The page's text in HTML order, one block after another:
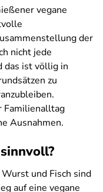
vegane
der
nicht jede
das ist völlig in
zu
Familienalltag
Ausnahmen.
und Fisch sind
auf eine vegane